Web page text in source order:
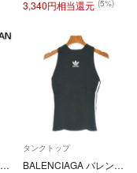
3,340円相当還元 (5%)
バレンシアガ ×アディダス adidas 712288 TTK21 フロントロゴサイドラインタンクトップ レディース 36
タンクトップ
BALENCIAGA バレンシアガ タンクトップ XS 黒 【古着】【中古】【送料無料】